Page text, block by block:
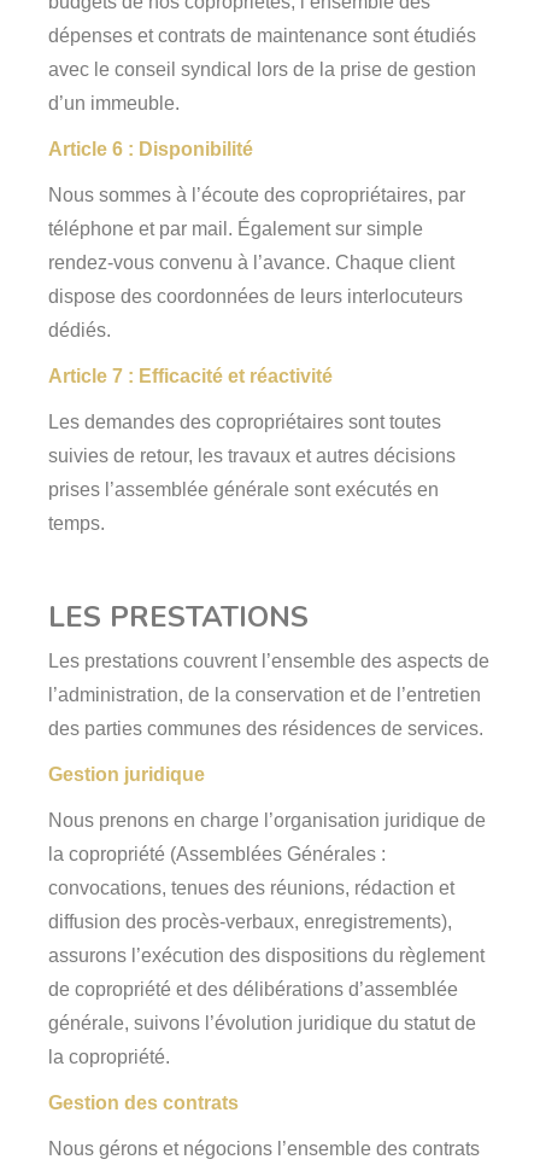
dépenses et contrats de maintenance sont étudiés
avec le conseil syndical lors de la prise de gestion
d’un immeuble.
Article 6 : Disponibilité
Nous sommes à l’écoute des copropriétaires, par
téléphone et par mail. Également sur simple
rendez-vous convenu à l’avance. Chaque client
dispose des coordonnées de leurs interlocuteurs
dédiés.
Article 7 : Efficacité et réactivité
Les demandes des copropriétaires sont toutes
suivies de retour, les travaux et autres décisions
prises l’assemblée générale sont exécutés en
temps.
LES PRESTATIONS
Les prestations couvrent l’ensemble des aspects de
l’administration, de la conservation et de l’entretien
des parties communes des résidences de services.
Gestion juridique
Nous prenons en charge l’organisation juridique de
la copropriété (Assemblées Générales :
convocations, tenues des réunions, rédaction et
diffusion des procès-verbaux, enregistrements),
assurons l’exécution des dispositions du règlement
de copropriété et des délibérations d’assemblée
générale, suivons l’évolution juridique du statut de
la copropriété.
Gestion des contrats
Nous gérons et négocions l’ensemble des contrats